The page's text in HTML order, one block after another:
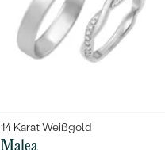
14 Karat Weißgold
Malea